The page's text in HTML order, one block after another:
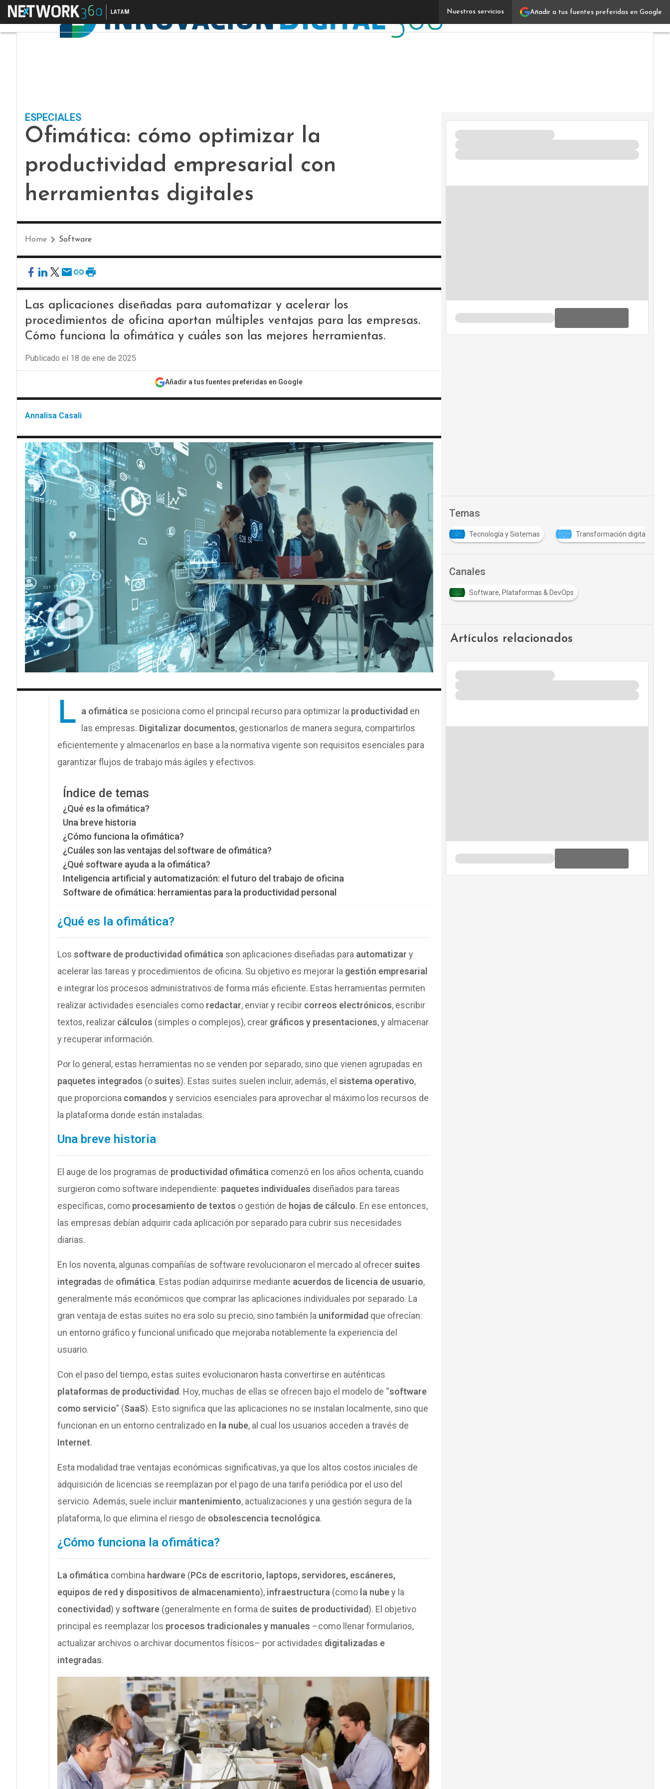
Añadir a tus fuentes preferidas en Google
Nuestros servicios
Menú Ofimática: cómo optimizar la productividad empresarial
ESPECIALES
Ofimática: cómo optimizar la
productividad empresarial con
herramientas digitales
Home Software
Las aplicaciones diseñadas para automatizar y acelerar los
procedimientos de oficina aportan múltiples ventajas para las empresas.
Cómo funciona la ofimática y cuáles son las mejores herramientas.
Publicado el 18 de ene de 2025
Añadir a tus fuentes preferidas en Google
Annalisa Casali
L a ofimática se posiciona como el principal recurso para optimizar la productividad en
las empresas. Digitalizar documentos, gestionarlos de manera segura, compartirlos
eficientemente y almacenarlos en base a la normativa vigente son requisitos esenciales para
garantizar flujos de trabajo más ágiles y efectivos.
Índice de temas
¿Qué es la ofimática?
Una breve historia
¿Cómo funciona la ofimática?
¿Cuáles son las ventajas del software de ofimática?
¿Qué software ayuda a la ofimática?
Inteligencia artificial y automatización: el futuro del trabajo de oficina
Software de ofimática: herramientas para la productividad personal
¿Qué es la ofimática?
Los software de productividad ofimática son aplicaciones diseñadas para automatizar y
acelerar las tareas y procedimientos de oficina. Su objetivo es mejorar la gestión empresarial
e integrar los procesos administrativos de forma más eficiente. Estas herramientas permiten
realizar actividades esenciales como redactar, enviar y recibir correos electrónicos, escribir
textos, realizar cálculos (simples o complejos), crear gráficos y presentaciones, y almacenar
y recuperar información.
Por lo general, estas herramientas no se venden por separado, sino que vienen agrupadas en
paquetes integrados (osuites). Estas suites suelen incluir, además, el sistema operativo,
que proporciona comandos y servicios esenciales para aprovechar al máximo los recursos de
la plataforma donde están instaladas.
Una breve historia
El auge de los programas de productividad ofimática comenzó en los años ochenta, cuando
surgieron como software independiente: paquetes individuales diseñados para tareas
específicas, como procesamiento de textos o gestión de hojas de cálculo. En ese entonces,
las empresas debían adquirir cada aplicación por separado para cubrir sus necesidades
diarias.
En los noventa, algunas compañías de software revolucionaron el mercado al ofrecersuites
integradas de ofimática. Estas podían adquirirse mediante acuerdos de licencia de usuario,
generalmente más económicos que comprar las aplicaciones individuales por separado. La
gran ventaja de estas suites no era solo su precio, sino también la uniformidad que ofrecían:
un entorno gráfico y funcional unificado que mejoraba notablemente la experiencia del
usuario.
Con el paso del tiempo, estas suites evolucionaron hasta convertirse en auténticas
plataformas de productividad. Hoy, muchas de ellas se ofrecen bajo el modelo de “software
como servicio” (SaaS). Esto significa que las aplicaciones no se instalan localmente, sino que
funcionan en un entorno centralizado en la nube, al cual los usuarios acceden a través de
Internet.
Esta modalidad trae ventajas económicas significativas, ya que los altos costos iniciales de
adquisición de licencias se reemplazan por el pago de una tarifa periódica por el uso del
servicio. Además, suele incluir mantenimiento, actualizaciones y una gestión segura de la
plataforma, lo que elimina el riesgo de obsolescencia tecnológica.
¿Cómo funciona la ofimática?
La ofimática combina hardware(PCs de escritorio, laptops, servidores, escáneres,
equipos de red y dispositivos de almacenamiento), infraestructura (como la nubey la
conectividad) y software(generalmente en forma de suites de productividad). El objetivo
principal es reemplazar los procesos tradicionales y manuales –como llenar formularios,
actualizar archivos o archivar documentos físicos– por actividades digitalizadas e
integradas.
Temas
Servicios Profesionales Tecnología y Sistemas Transformación digital
Canales
Software, Plataformas & DevOps
Artículos relacionados